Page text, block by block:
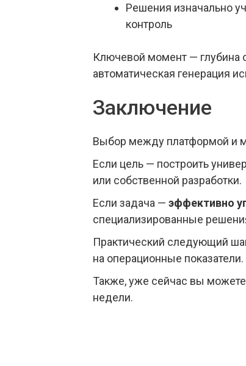
Решения изначально
контроль
Ключевой момент — глубина
автоматическая генерация
Заключение
Выбор между платформой и
Если цель — построить
или собственной разработки.
Если задача —эффективно
специализированные
Практический следующий
на операционные показатели.
Также, уже сейчас вы можете
недели.